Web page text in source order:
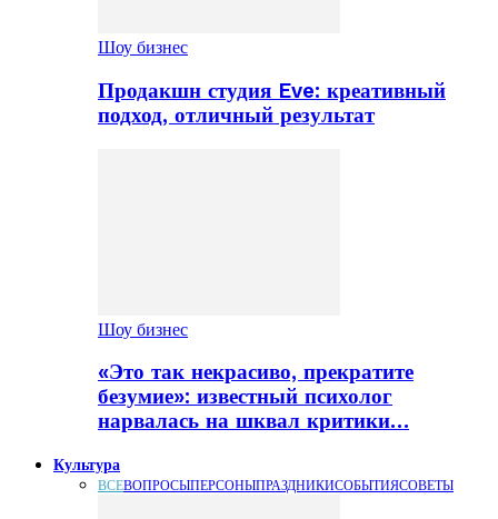
Шоу бизнес
Продакшн студия Eve: креативный
подход, отличный результат
Шоу бизнес
«Это так некрасиво, прекратите
безумие»: известный психолог
нарвалась на шквал критики…
Культура
ВСЕВОПРОСЫПЕРСОНЫПРАЗДНИКИСОБЫТИЯСОВЕТЫ